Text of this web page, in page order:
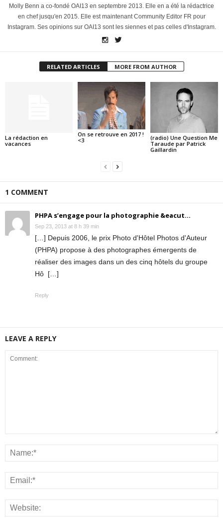
Molly Benn a co-fondé OAI13 en septembre 2013. Elle en a été la rédactrice
en chef jusqu'en 2015. Elle est maintenant Community Editor FR pour
Instagram. Ses opinions sur OAI13 sont les siennes et pas celles d'Instagram.
RELATED ARTICLES MORE FROM AUTHOR
La rédaction en
vacances
On se retrouve en 2017 !
<3
(radio) Une Question Me
Taraude par Patrick
Gaillardin
1 COMMENT
PHPA s’engage pour la photographie &eacut...
Sep 23, 2013 at 8 h 39 min
[…] Depuis 2006, le prix Photo d'Hôtel Photos d'Auteur
(PHPA) propose à des photographes émergents de
réaliser des images dans un des cinq hôtels du groupe
Hô […]
Reply
LEAVE A REPLY